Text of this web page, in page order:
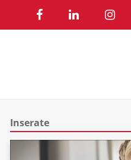
Inserate